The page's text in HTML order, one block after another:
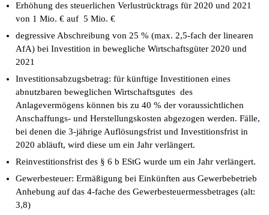
Erhöhung des steuerlichen Verlustrücktrags für 2020 und 2021
von 1 Mio. € auf 5 Mio. €
degressive Abschreibung von 25 % (max. 2,5-fach der linearen
AfA) bei Investition in bewegliche Wirtschaftsgüter 2020 und
2021
Investitionsabzugsbetrag: für künftige Investitionen eines
abnutzbaren beweglichen Wirtschaftsgutes des
Anlagevermögens können bis zu 40 % der voraussichtlichen
Anschaffungs- und Herstellungskosten abgezogen werden. Fälle,
bei denen die 3-jährige Auflösungsfrist und Investitionsfrist in
2020 abläuft, wird diese um ein Jahr verlängert.
Reinvestitionsfrist des § 6 b EStG wurde um ein Jahr verlängert.
Gewerbesteuer: Ermäßigung bei Einkünften aus Gewerbebetrieb
Anhebung auf das 4-fache des Gewerbesteuermessbetrages (alt:
3,8)